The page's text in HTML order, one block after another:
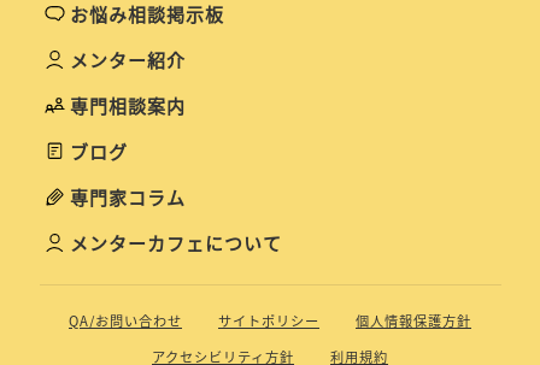
お悩み相談掲示板
メンター紹介
専門相談案内
ブログ
専門家コラム
メンターカフェについて
QA/お問い合わせ サイトポリシー
個人情報保護方針
アクセシビリティ方針
利用規約